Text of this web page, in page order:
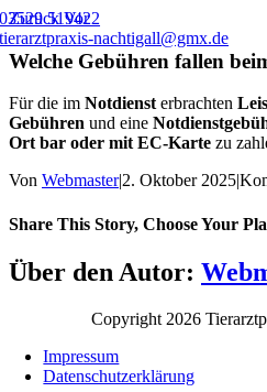
Zum
Inhalt
springen
03529 519422
tierarztpraxis-nachtigall@gmx.de
Zurück Vor
Welche Gebühren fallen
Für die im Notdiensterbrachten
Gebühren und eine
Ort bar oder mit EC-Karte zu
Von Webmaster|2. Oktober 2025|
Share This Story, Choose Your
Facebook
X
Reddit
LinkedIn
WhatsApp
Telegram
Tumblr
Pinterest
Vk
Xing
E-
Mail
Über den Autor:
Copyright 2026
Impressum
Datenschutzerklärung